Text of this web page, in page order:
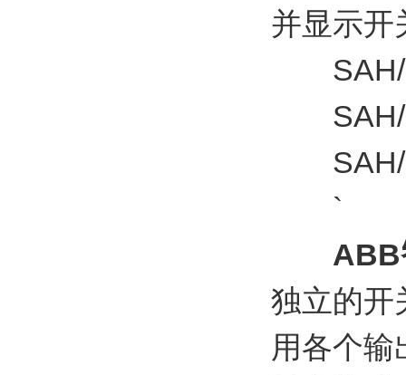
并显示开
SAH/S
SAH/S
SAH/S
`
ABB
独立的开
用各个